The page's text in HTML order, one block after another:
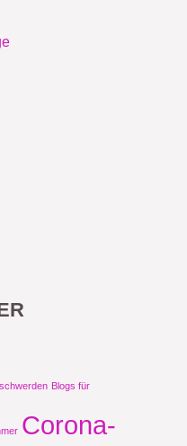
Blogs für
Corona-